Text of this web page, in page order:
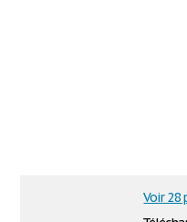
Voir 28